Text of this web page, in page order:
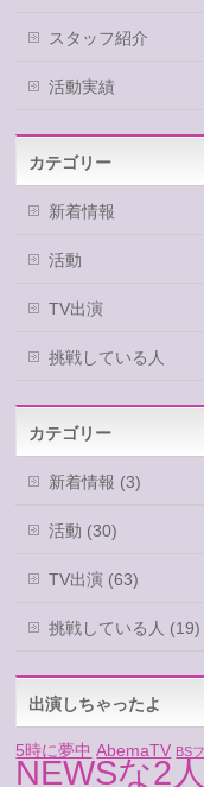
スタッフ紹介
活動実績
カテゴリー
新着情報
活動
TV出演
挑戦している人
カテゴリー
新着情報 (3)
活動 (30)
TV出演 (63)
挑戦している人 (19)
出演しちゃったよ
5時に夢中 AbemaTV BS
NEWSな2